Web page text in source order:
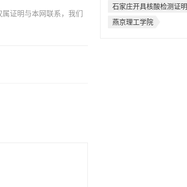
证明与本网联系，我们
石家庄开具核酸检测证明
燕京理工学院